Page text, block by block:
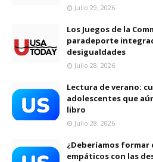
Julio 29, 2026
Los Juegos de la
paradeporte
desigualdades
Julio 28, 2026
Lectura de verano:
adolescentes que
libro
Julio 28, 2026
¿Deberíamos formar
empáticos con las